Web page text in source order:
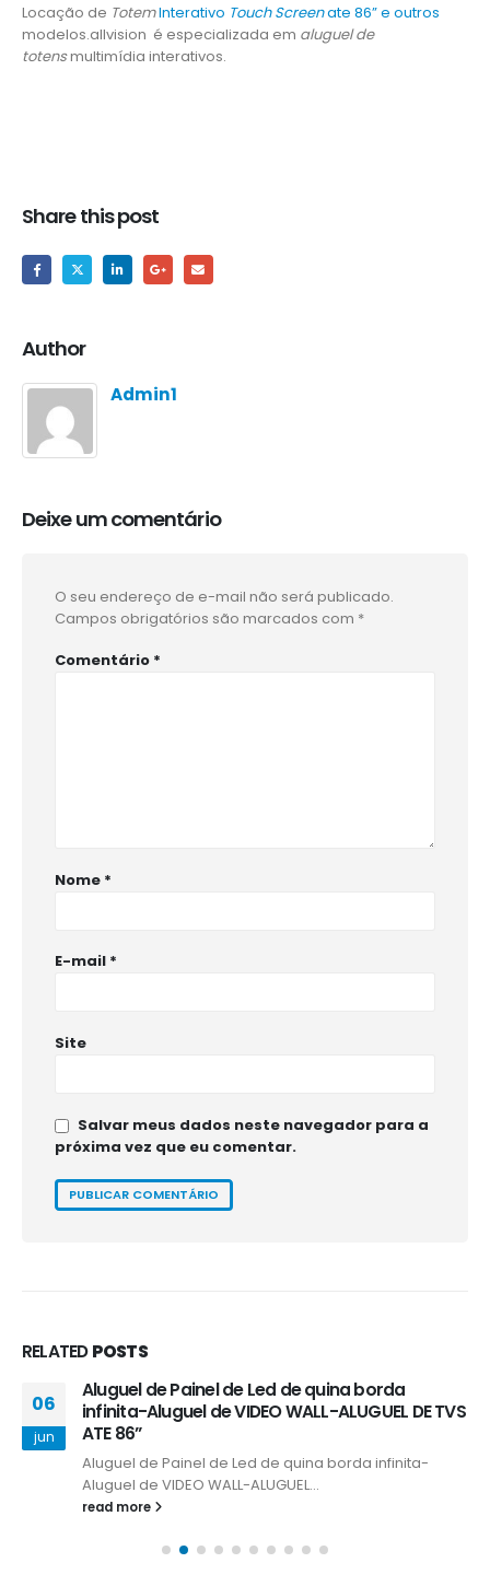
Locação de TotemInterativo Touch Screenate 86” e outros
modelos.allvision é especializada em aluguel de
totensmultimídia interativos.
Share this post
Author
Admin1
Deixe um comentário
O seu endereço de e-mail não será publicado.
Campos obrigatórios são marcados com *
Comentário *
Nome *
E-mail *
Site
Salvar meus dados neste navegador para a
próxima vez que eu comentar.
RELATEDPOSTS
06
jun
Aluguel de Painel de Led de quina borda
infinita-Aluguel de VIDEO WALL-ALUGUEL DE TVS
ATE 86”
Aluguel de Painel de Led de quina borda infinita-
Aluguel de VIDEO WALL-ALUGUEL...
read more